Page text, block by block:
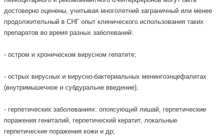
достоверно оценены, учитывая многолетний заграничный или менее
продолжительный в СНГ опыт клинического использования таких
препаратов во время разных заболеваний:
- остром и хроническом вирусном гепатите;
- острых вирусных и вирусно-бактериальных менингоэнцефалитах
(внутримышечное и субдуральне введение);
- герпетических заболеваниях: опоясующий лишай, герпетические
поражения гениталий, герпетический кератит, локальные
герпетические поражения кожи и др;